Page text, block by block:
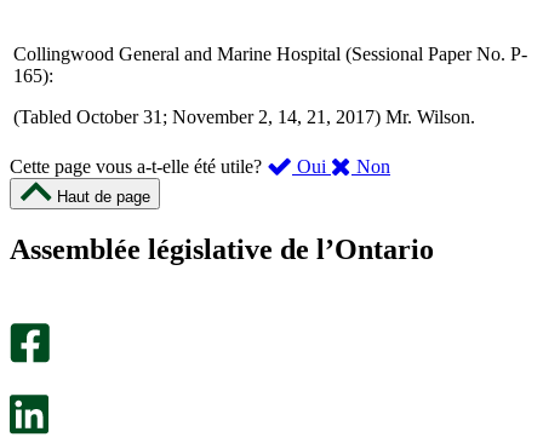
Collingwood General and Marine Hospital (Sessional Paper No. P-
165):
(Tabled October 31; November 2, 14, 21, 2017) Mr. Wilson.
Cette page vous a-t-elle été utile? Oui ,
été
Non
m’a
Haut de page
Assemblée législative de l’Ontario